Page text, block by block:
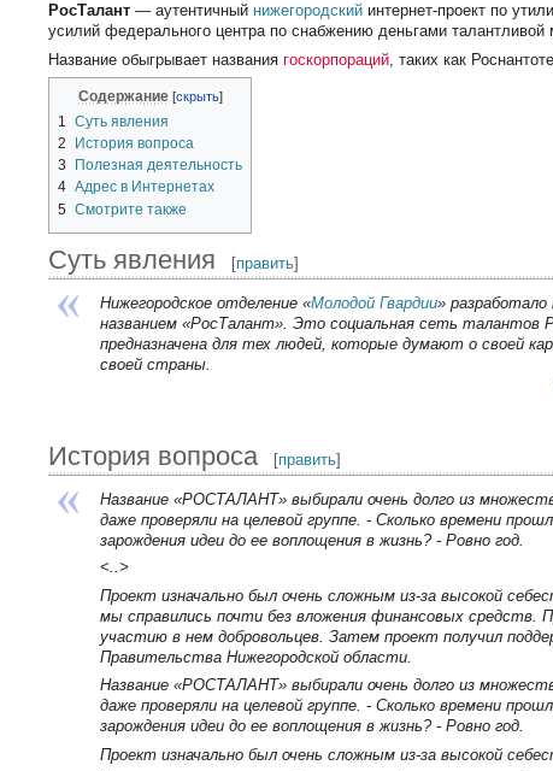
РосТалант — аутентичный нижегородский интернет-проект по
усилий федерального центра по снабжению деньгами
Название обыгрывает названиягоскорпораций , таких как
Содержание
1
Суть явления
2
История вопроса
3
Полезная деятельность
4 Адрес в Интернетах
5 Смотрите также
Суть явления [править]
Нижегородское отделение «Молодой Гвардии» разработало
названием «РосТалант». Это социальная сеть талантов
предназначена для тех людей, которые думают о своей
своей страны.
История вопроса [править]
Название «РОСТАЛАНТ» выбирали очень долго из
даже проверяли на целевой группе. - Сколько времени
зарождения идеи до ее воплощения в жизнь? - Ровно год.
<..>
Проект изначально был очень сложным из-за высокой
мы справились почти без вложения финансовых средств.
участию в нем добровольцев. Затем проект получил
Правительства Нижегородской области.
Название «РОСТАЛАНТ» выбирали очень долго из
даже проверяли на целевой группе. - Сколько времени
зарождения идеи до ее воплощения в жизнь? - Ровно год.
Проект изначально был очень сложным из-за высокой